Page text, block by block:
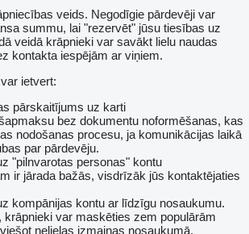
veids. Negodīgie pārdevēji var
summu, lai "rezervēt" jūsu tiesības uz
veidā krāpnieki var savākt lielu naudas
kontakta iespējām ar viņiem.
ietvert:
pārskaitījums uz karti
bez dokumentu noformēšanas, kas
nodošanas procesu, ja komunikācijas laikā
par pārdevēju.
"pilnvarotas personas" kontu
ir jārada bažās, visdrīzāk jūs kontaktējaties
kompānijas kontu ar līdzīgu nosaukumu.
krāpnieki var maskēties zem populārām
nelielas izmaiņas nosaukumā.